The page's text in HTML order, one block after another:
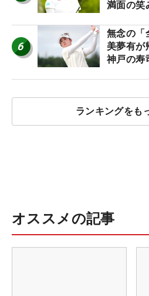
満面の笑
6
無念の「
美夢有
神戸の寿
ランキングをも
オススメの記事